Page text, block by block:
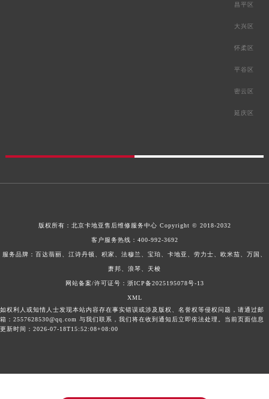
昌平区
大兴区
怀柔区
平谷区
密云区
延庆区
版权所有： 北京卡地亚售后维修服务中心 Copyright © 2018-2032
客户服务热线： 400-992-3692
服务品牌：百达翡丽、江诗丹顿、积家、法穆兰、宝珀、卡地亚、劳力士、欧米茄、万国、
萧邦、浪琴、天梭
网站备案/许可证号：浙ICP备2025195078号-13
XML
如权利人或知情人士发现本站内容存在事实错误或涉及版权、名誉权等侵权问题，请通过邮
箱：2557628530@qq.com 与我们联系，我们将在收到通知后立即依法处理。当前页面信息
更新时间：2026-07-18T15:52:08+08:00